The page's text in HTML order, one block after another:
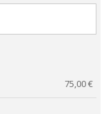
75,00€